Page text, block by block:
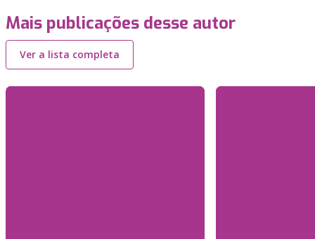
Mais publicações desse autor
Ver a lista completa